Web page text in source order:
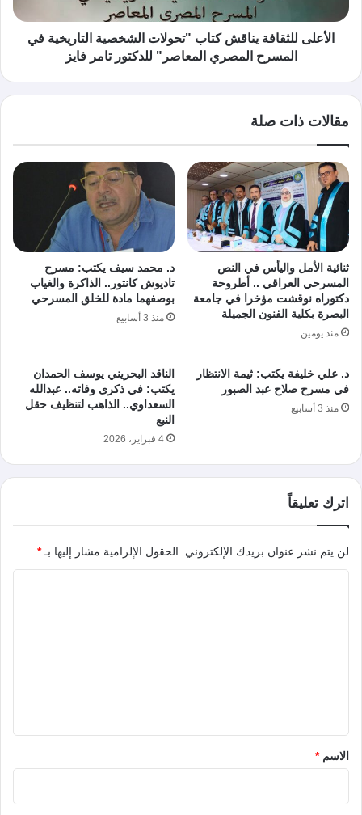
الأعلى للثقافة يناقش كتاب "تحولات الشخصية التاريخية في
المسرح المصري المعاصر" للدكتور تامر فايز
مقالات ذات صلة
ثنائية الأمل واليأس في النص
المسرحي العراقي .. أطروحة
دكتوراه نوقشت مؤخرا في جامعة
البصرة بكلية الفنون الجميلة
منذ يومين
د. محمد سيف يكتب: مسرح
تاديوش كانتور.. الذاكرة والغياب
بوصفهما مادة للخلق المسرحي
منذ 3 أسابيع
د. علي خليفة يكتب: ثيمة الانتظار
في مسرح صلاح عبد الصبور
منذ 3 أسابيع
الناقد البحريني يوسف الحمدان
يكتب: في ذكرى وفاته.. عبدالله
السعداوي.. الذاهب لتنظيف حقل
النبع
4 فبراير، 2026
اترك تعليقاً
لن يتم نشر عنوان بريدك الإلكتروني. الحقول الإلزامية مشار إليها بـ*
*الاسم*